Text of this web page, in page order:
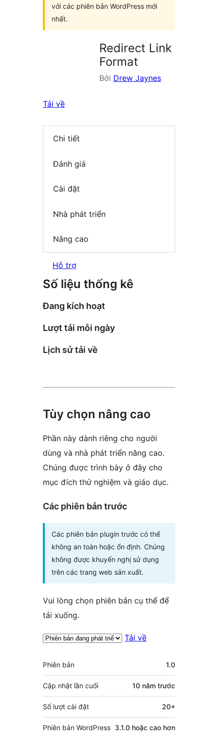
với các phiên bản WordPress mới
nhất.
Redirect Link
Format
Bởi Drew Jaynes
Tải về
Chi tiết
Đánh giá
Cài đặt
Nhà phát triển
Nâng cao
Hỗ trợ
Số liệu thống kê
Đang kích hoạt
Lượt tải mỗi ngày
Lịch sử tải về
Tùy chọn nâng cao
Phần này dành riêng cho người
dùng và nhà phát triển nâng cao.
Chúng được trình bày ở đây cho
mục đích thử nghiệm và giáo dục.
Các phiên bản trước
Các phiên bản plugin trước có thể
không an toàn hoặc ổn định. Chúng
không được khuyến nghị sử dụng
trên các trang web sản xuất.
Vui lòng chọn phiên bản cụ thể để
tải xuống.
Tải về
Meta
Phiên bản 1.0
Cập nhật lần cuối 10 năm trước
Số lượt cài đặt 20+
Phiên bản WordPress 3.1.0 hoặc cao hơn